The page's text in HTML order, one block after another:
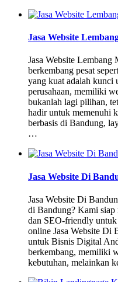
Jasa Website
Jasa Website
berkembang pesat
yang kuat adalah kunci
perusahaan, memiliki
bukanlah lagi pilihan,
hadir untuk memenuhi
berbasis di Bandung,
…
Jasa Website Di
Jasa Website Di
di Bandung? Kami siap
dan SEO-friendly untuk
online Jasa Website Di
untuk Bisnis Digital
berkembang, memiliki
kebutuhan, melainkan